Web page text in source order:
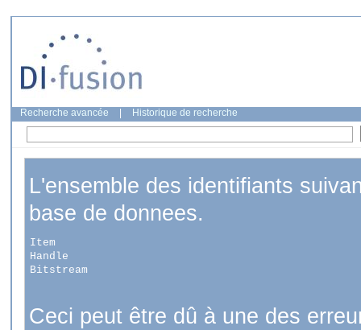
Recherche avancée Historique de recherche
L'ensemble des identifiants
base de donnees.
Item
Handle
Bitstream
Ceci peut être dû à une des